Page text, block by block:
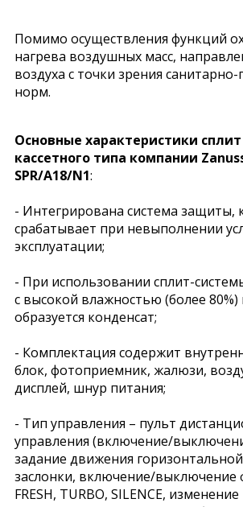
Помимо осуществления функций
нагрева воздушных масс,
воздуха с точки зрения санитарно-
норм.
Основные характеристики
кассетного типа компании
SPR/A18/N1:
- Интегрирована система защиты,
срабатывает при невыполнении
эксплуатации;
- При использовании сплит-
с высокой влажностью (более 80%)
образуется конденсат;
- Комплектация содержит
блок, фотоприемник, жалюзи,
дисплей, шнур питания;
- Тип управления – пульт
управления (включение/
задание движения
заслонки, включение/выключение
FRESH, TURBO, SILENCE, изменение